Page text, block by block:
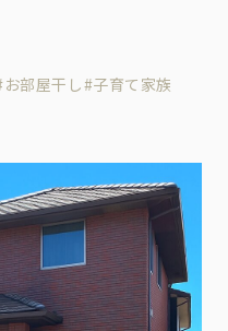
部屋干し#子育て家族